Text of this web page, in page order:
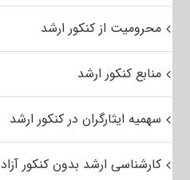
محرومیت از کنکور ارشد
منابع کنکور ارشد
سهمیه ایثارگران در کنکور ارشد
کارشناسی ارشد بدون کنکور آزاد